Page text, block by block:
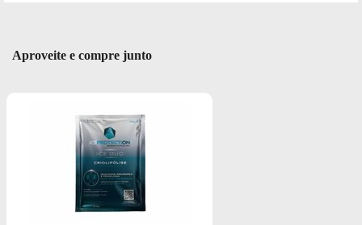
Aproveite e compre junto